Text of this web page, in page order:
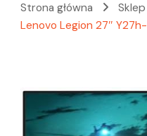
Strona główna Sklep
Lenovo Legion 27″